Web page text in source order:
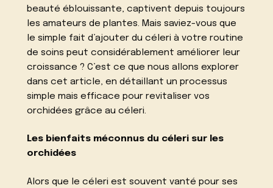
beauté éblouissante, captivent depuis toujours
les amateurs de plantes. Mais saviez-vous que
le simple fait d’ajouter du céleri à votre routine
de soins peut considérablement améliorer leur
croissance ? C’est ce que nous allons explorer
dans cet article, en détaillant un processus
simple mais efficace pour revitaliser vos
orchidées grâce au céleri.
Les bienfaits méconnus du céleri sur les
orchidées
Alors que le céleri est souvent vanté pour ses